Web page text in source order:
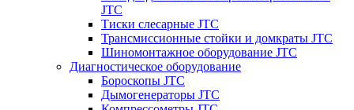
JTC
Тиски слесарные JTC
Трансмиссионные стойки и домкраты JTC
Шиномонтажное оборудование JTC
Диагностическое оборудование
Бороскопы JTC
Дымогенераторы JTC